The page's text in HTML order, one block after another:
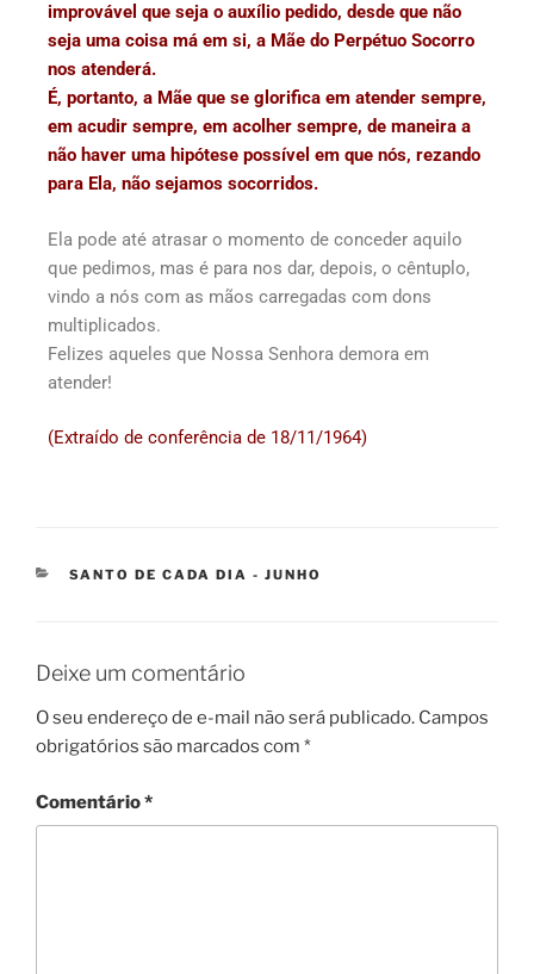
improvável que seja o auxílio pedido, desde que não
seja uma coisa má em si, a Mãe do Perpétuo Socorro
nos atenderá.
É, portanto, a Mãe que se glorifica em atender sempre,
em acudir sempre, em acolher sempre, de maneira a
não haver uma hipótese possível em que nós, rezando
para Ela, não sejamos socorridos.
Ela pode até atrasar o momento de conceder aquilo
que pedimos, mas é para nos dar, depois, o cêntuplo,
vindo a nós com as mãos carregadas com dons
multiplicados.
Felizes aqueles que Nossa Senhora demora em
atender!
(Extraído de conferência de 18/11/1964)
SANTO DE CADA DIA - JUNHO
Deixe um comentário
O seu endereço de e-mail não será publicado. Campos
obrigatórios são marcados com *
Comentário*